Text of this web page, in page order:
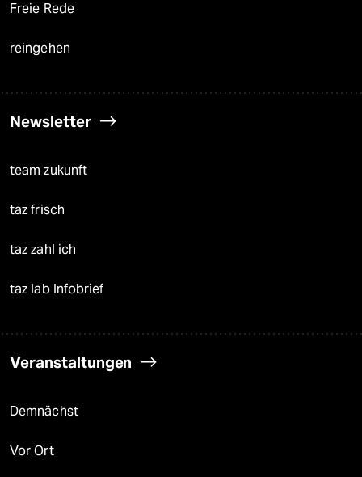
Freie Rede
reingehen
Newsletter
team zukunft
taz frisch
taz zahl ich
taz lab Infobrief
Veranstaltungen
Demnächst
Vor Ort